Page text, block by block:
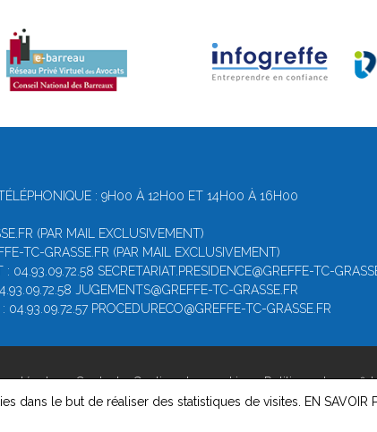
: 9H00 À 12H00 ET 14H00 À 16H00
(PAR MAIL EXCLUSIVEMENT)
TC-GRASSE.FR (PAR MAIL EXCLUSIVEMENT)
04.93.09.72.58 SECRETARIAT.PRESIDENCE@GREFFE-TC-
JUGEMENTS@GREFFE-TC-GRASSE.FR
04.93.09.72.57 PROCEDURECO@GREFFE-TC-GRASSE.FR
légales-Contact-Gestion des cookies-Politique de
dans le but de réaliser des statistiques de visites. EN SAVOIR